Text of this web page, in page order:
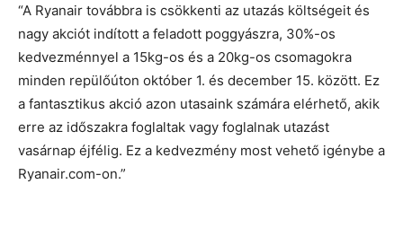
“A Ryanair továbbra is csökkenti az utazás költségeit és
nagy akciót indított a feladott poggyászra, 30%-os
kedvezménnyel a 15kg-os és a 20kg-os csomagokra
minden repülőúton október 1. és december 15. között. Ez
a fantasztikus akció azon utasaink számára elérhető, akik
erre az időszakra foglaltak vagy foglalnak utazást
vasárnap éjfélig. Ez a kedvezmény most vehető igénybe a
Ryanair.com-on.”